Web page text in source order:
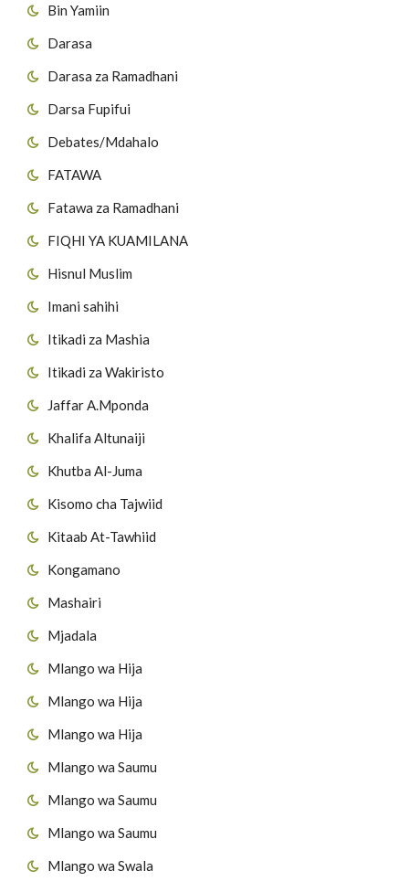
Bin Yamiin
Darasa
Darasa za Ramadhani
Darsa Fupifui
Debates/Mdahalo
FATAWA
Fatawa za Ramadhani
FIQHI YA KUAMILANA
Hisnul Muslim
Imani sahihi
Itikadi za Mashia
Itikadi za Wakiristo
Jaffar A.Mponda
Khalifa Altunaiji
Khutba Al-Juma
Kisomo cha Tajwiid
Kitaab At-Tawhiid
Kongamano
Mashairi
Mjadala
Mlango wa Hija
Mlango wa Hija
Mlango wa Hija
Mlango wa Saumu
Mlango wa Saumu
Mlango wa Saumu
Mlango wa Swala